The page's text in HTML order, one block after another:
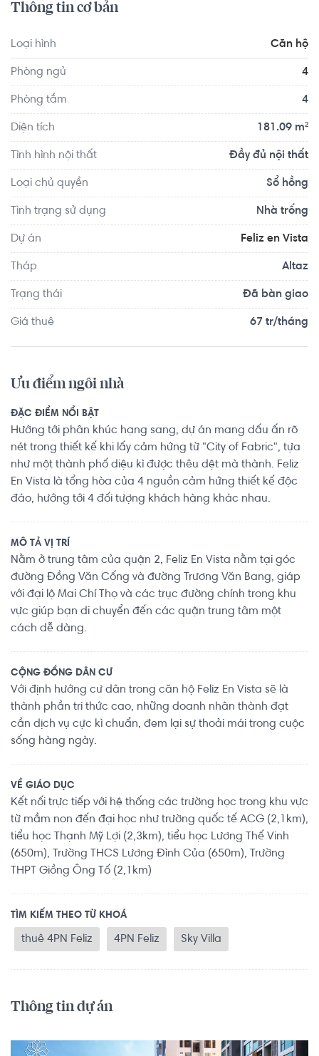
1.4 km... Tọa lạc tại vị trí thuận tiện di chuyển với đầy đủ
Phòng khám Nhi Đồng - cơ sở 2 Quận 2, Phòng khám Đa
Khoa quốc tế An Phú...
Thông tin cơ bản
Loại hình Căn hộ
Phòng ngủ 4
Phòng tắm 4
Diện tích 181.09 m²
Tình hình nội thất Đầy đủ nội thất
Loại chủ quyền Sổ hồng
Tình trạng sử dụng Nhà trống
Dự án Feliz en Vista
Tháp Altaz
Trạng thái Đã bàn giao
Giá thuê 67 tr/tháng
Ưu điểm ngôi nhà
ĐẶC ĐIỂM NỔI BẬT
Hướng tới phân khúc hạng sang, dự án mang dấu ấn rõ
nét trong thiết kế khi lấy cảm hứng từ "City of Fabric", tựa
như một thành phố diệu kì được thêu dệt mà thành. Feliz
En Vista là tổng hòa của 4 nguồn cảm hứng thiết kế độc
đáo, hướng tới 4 đối tượng khách hàng khác nhau.
MÔ TẢ VỊ TRÍ
Nằm ở trung tâm của quận 2, Feliz En Vista nằm tại góc
đường Đồng Văn Cống và đường Trương Văn Bang, giáp
với đại lộ Mai Chí Thọ và các trục đường chính trong khu
vực giúp bạn di chuyển đến các quận trung tâm một
cách dễ dàng.
CỘNG ĐỒNG DÂN CƯ
Với định hướng cư dân trong căn hộ Feliz En Vista sẽ là
thành phần tri thức cao, những doanh nhân thành đạt
cần dịch vụ cực kì chuẩn, đem lại sự thoải mái trong cuộc
sống hàng ngày.
VỀ GIÁO DỤC
Kết nối trực tiếp với hệ thống các trường học trong khu vực
từ mầm non đến đại học như trường quốc tế ACG (2,1km),
tiểu học Thạnh Mỹ Lợi (2,3km), tiểu học Lương Thế Vinh
(650m), Trường THCS Lương Đình Của (650m), Trường
THPT Giồng Ông Tố (2,1km)
TÌM KIẾM THEO TỪ KHOÁ
thuê 4PN Feliz 4PN Feliz Sky Villa
Thông tin dự án